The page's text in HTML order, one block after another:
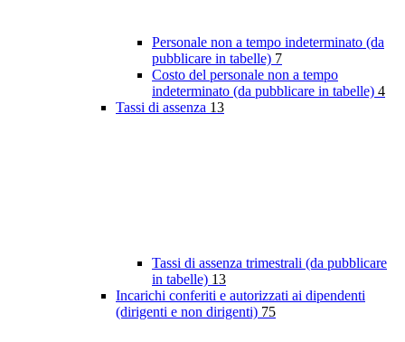
Personale non a tempo indeterminato (da
pubblicare in tabelle) 7
Costo del personale non a tempo
indeterminato (da pubblicare in tabelle) 4
Tassi di assenza 13
Tassi di assenza trimestrali (da pubblicare
in tabelle) 13
Incarichi conferiti e autorizzati ai dipendenti
(dirigenti e non dirigenti) 75